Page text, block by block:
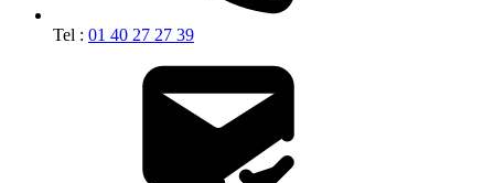
Tel : 01 40 27 27 39